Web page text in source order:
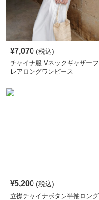
¥7,070 (税込)
チャイナ服 Vネックギャザーフ
レアロングワンピース
¥5,200 (税込)
立襟チャイナボタン半袖ロング